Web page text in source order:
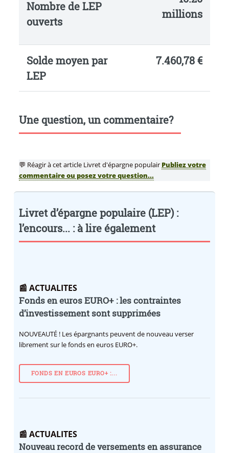
Nombre de LEP
ouverts
millions
Solde moyen par
LEP
7.460,78 €
Une question, un commentaire?
💬 Réagir à cet article Livret d'épargne populair Publiez votre
commentaire ou posez votre question...
Livret d’épargne populaire (LEP) :
l’encours... : à lire également
📰 ACTUALITES
Fonds en euros EURO+ : les contraintes
d’investissement sont supprimées
NOUVEAUTÉ !Les épargnants peuvent de nouveau verser
librement sur le fonds en euros EURO+.
FONDS EN EUROS EURO+ :...
📰 ACTUALITES
Nouveau record de versements en assurance